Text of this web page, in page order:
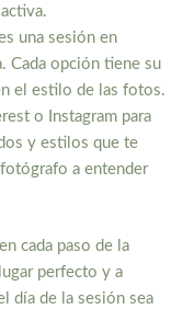
una sesión en
Cada opción tiene su
el estilo de las fotos.
o Instagram para
y estilos que te
a entender
cada paso de la
perfecto y a
día de la sesión sea